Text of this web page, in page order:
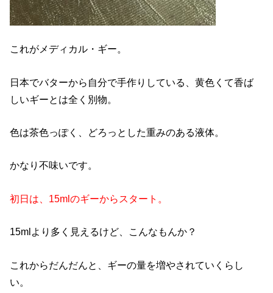
これがメディカル・ギー。
日本でバターから自分で手作りしている、黄色くて香ば
しいギーとは全く別物。
色は茶色っぽく、どろっとした重みのある液体。
かなり不味いです。
初日は、15mlのギーからスタート。
15mlより多く見えるけど、こんなもんか？
これからだんだんと、ギーの量を増やされていくらし
い。